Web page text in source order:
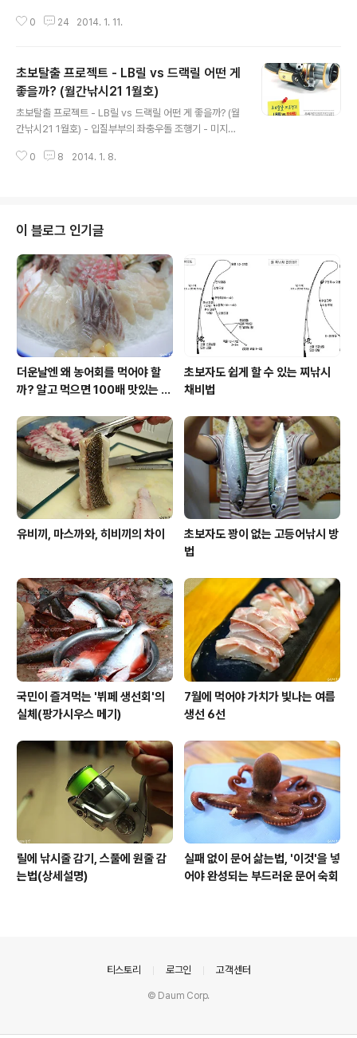
생선회, 제대로 알고 먹자! : 예식장에서 먹은 도미 초밥, 맛
'음식이 입에 맞으세요?'라고 묻는다면 낚시 포인트와 항공
권 예약 팁, 총 정리 정글의 법칙, 그루퍼 조작 의혹에 관한
내 생각 제 블로그가 마음에 들면 구독+해 주세요!
0 24 2014. 1. 11.
초보탈출 프로젝트 - LB릴 vs 드랙릴 어떤 게
좋을까? (월간낚시21 1월호)
초보탈출 프로젝트 - LB릴 vs 드랙릴 어떤 게 좋을까? (월
간낚시21 1월호) - 입질부부의 좌충우돌 조행기 - 미지의
S LB릴 어떤 게 좋을까? - 생선회, 제대로 알고 먹자! : 예
오쿠마 레브라 사용 후기 해금강 자살바위에서 겨울 감성
돔 낚시 바다낚시의 종결자, 기초상식 정리(완결편) 제 블
로그가 마음에 들면 구독+해 주세요!
0 8 2014. 1. 8.
이 블로그 인기글
더운날엔 왜 농어회를 먹어야 할
까? 알고 먹으면 100배 맛있는 농
초보자도 쉽게 할 수 있는 찌낚시
채비법
유비끼, 마스까와, 히비끼의 차이
초보자도 꽝이 없는 고등어낚시 방
법
국민이 즐겨먹는 '뷔페 생선회'의
실체(팡가시우스 메기)
7월에 먹어야 가치가 빛나는 여름
생선 6선
릴에 낚시줄 감기, 스풀에 원줄 감
는법(상세설명)
실패 없이 문어 삶는법, '이것'을 넣
어야 완성되는 부드러운 문어 숙회
티스토리 로그인 고객센터
© Daum Corp.